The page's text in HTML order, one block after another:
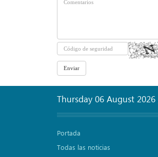
Thursday 06 August 2026
Portada
Todas las noticias